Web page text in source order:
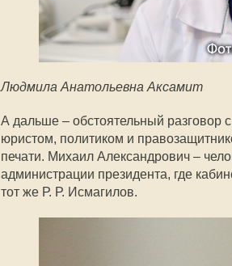
Людмила Анатольевна Аксамит
А дальше – обстоятельный
юристом, политиком и
печати. Михаил Александрович –
администрации президента, где
тот же Р. Р. Исмагилов.